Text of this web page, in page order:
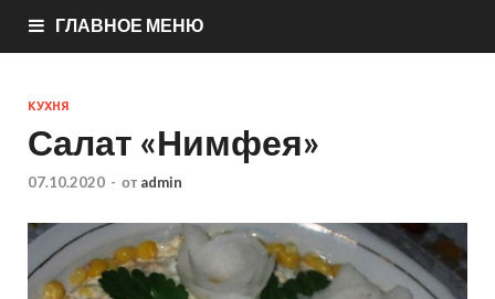
ГЛАВНОЕ МЕНЮ
КУХНЯ
Салат «Нимфея»
07.10.2020 - от admin